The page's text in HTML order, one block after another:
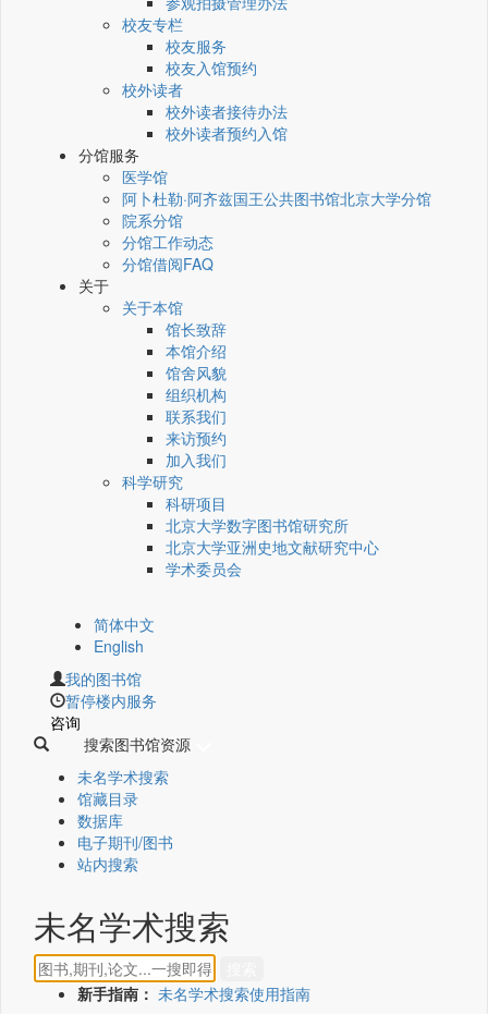
校友专栏
校友服务
校友入馆预约
校外读者
校外读者接待办法
校外读者预约入馆
分馆服务
医学馆
阿卜杜勒·阿齐兹国王公共图书馆北京大学分馆
院系分馆
分馆工作动态
分馆借阅FAQ
关于
关于本馆
馆长致辞
本馆介绍
馆舍风貌
组织机构
联系我们
来访预约
加入我们
科学研究
科研项目
北京大学数字图书馆研究所
北京大学亚洲史地文献研究中心
学术委员会
简体中文
English
我的图书馆
暂停楼内服务
咨询
搜索图书馆资源
未名学术搜索
馆藏目录
数据库
电子期刊/图书
站内搜索
未名学术搜索
新手指南： 未名学术搜索使用指南